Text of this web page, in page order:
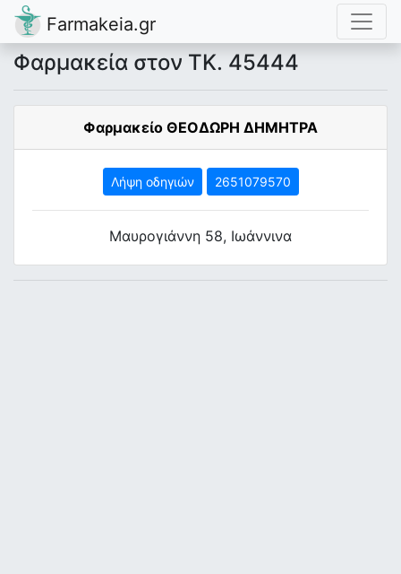
Farmakeia.gr
Φαρμακεία στον ΤΚ. 45444
Φαρμακείο ΘΕΟΔΩΡΗ ΔΗΜΗΤΡΑ
Λήψη οδηγιών 2651079570
Μαυρογιάννη 58, Ιωάννινα